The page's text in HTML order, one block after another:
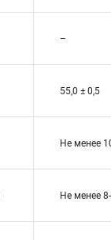
–
55,0 ± 0,5
Не менее
Не менее